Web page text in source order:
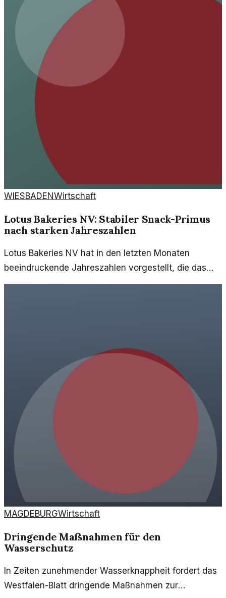
WIESBADENWirtschaft
Lotus Bakeries NV: Stabiler Snack-Primus
nach starken Jahreszahlen
Lotus Bakeries NV hat in den letzten Monaten
beeindruckende Jahreszahlen vorgestellt, die das
Unternehmen als führenden Snack-Hersteller
MAGDEBURGWirtschaft
Dringende Maßnahmen für den
Wasserschutz
In Zeiten zunehmender Wasserknappheit fordert das
Westfalen-Blatt dringende Maßnahmen zur